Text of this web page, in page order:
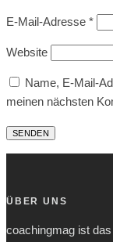
E-Mail-Adresse *
Website
Name, E-Mail-
meinen nächsten
ÜBER UNS
coachingmag ist